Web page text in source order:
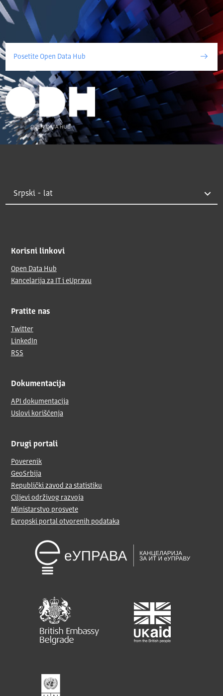
Posetite Open Data Hub
Korisni linkovi
Open Data Hub
Kancelarija za IT i eUpravu
Pratite nas
Twitter
LinkedIn
RSS
Dokumentacija
API dokumentacija
Uslovi korišćenja
Drugi portali
Poverenik
GeoSrbija
Republički zavod za statistiku
Ciljevi održivog razvoja
Ministarstvo prosvete
Evropski portal otvorenih podataka